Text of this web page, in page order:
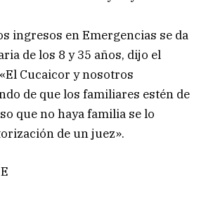
ingresos en Emergencias se da
de los 8 y 35 años, dijo el
Cucaicor y nosotros
de que los familiares estén de
que no haya familia se lo
de un juez».